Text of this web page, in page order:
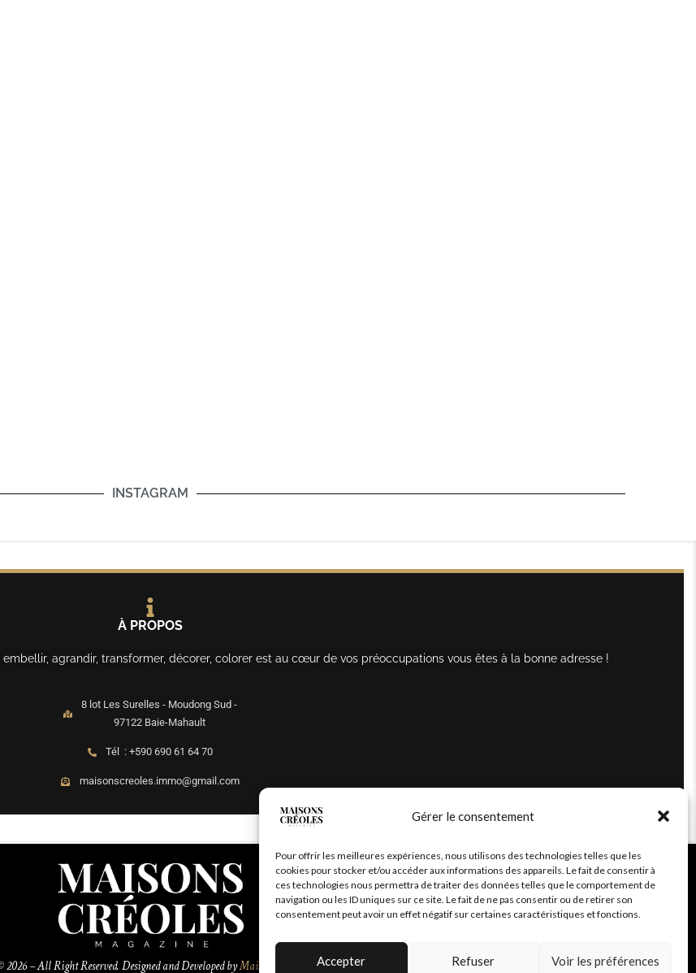
Gérer le consentement
Pour offrir les meilleures expériences, nous utilisons des technologies telles que les
cookies pour stocker et/ou accéder aux informations des appareils. Le fait de consentir à
ces technologies nous permettra de traiter des données telles que le comportement de
navigation ou les ID uniques sur ce site. Le fait de ne pas consentir ou de retirer son
consentement peut avoir un effet négatif sur certaines caractéristiques et fonctions.
Accepter Refuser Voir les préférences
INSTAGRAM
À PROPOS
agrandir, transformer, décorer, colorer est au cœur de vos préoccupations vous êtes à la bonne adresse !
8 lot Les Surelles - Moudong Sud -
97122 Baie-Mahault
Tél : +590 690 61 64 70
maisonscreoles.immo@gmail.com
2026 – All Right Reserved. Designed and Developed byMaisonCréoles